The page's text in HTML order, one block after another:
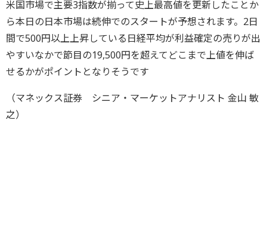
米国市場で主要3指数が揃って史上最高値を更新したことか
ら本日の日本市場は続伸でのスタートが予想されます。2日
間で500円以上上昇している日経平均が利益確定の売りが出
やすいなかで節目の19,500円を超えてどこまで上値を伸ば
せるかがポイントとなりそうです
（マネックス証券 シニア・マーケットアナリスト 金山 敏
之）